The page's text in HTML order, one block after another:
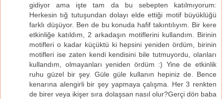
gidiyor ama işte tam da bu sebepten katılmıyorum:
Herkesin tığ tutuşundan dolayı elde ettiği motif büyüklüğü
farklı düşüyor. Ben de bu konuda hafif takıntılıyım. Bir kere
etkinliğe katıldım, 2 arkadaşın motiflerini kullandım. Birinin
motifleri o kadar küçüktü ki hepsini yeniden ördüm, birinin
motifleri ise zaten kendi kendisini bile tutmuyordu, olanları
kullandım, olmayanları yeniden ördüm :) Yine de etkinlik
ruhu güzel bir şey. Güle güle kullanın hepiniz de. Bence
kenarına alengirli bir şey yapmaya çalışma. Her 3 renkten
de birer veya ikişer sıra dolaşsan nasıl olur?Gerçi dön baba